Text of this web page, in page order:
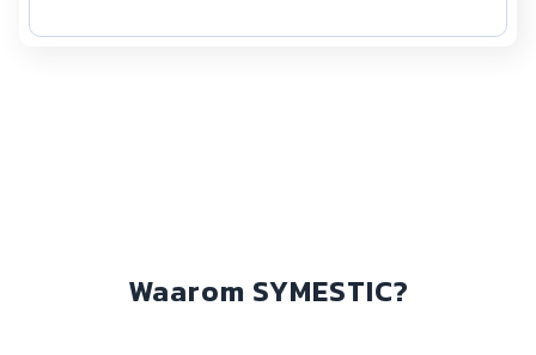
Waarom SYMESTIC?